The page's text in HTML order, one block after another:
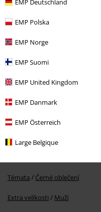
EMP Polska
EMP Norge
EMP Suomi
EMP United Kingdom
EMP Danmark
EMP Österreich
Large Belgique
OdKč 629,00
More categories. More
Oblečení & doplňky
Témata Černé oblečení
Extra velikosti Muži